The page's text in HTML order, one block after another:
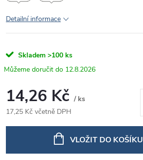
Detailní informace
Skladem >100 ks
12.8.2026
14,26 Kč / ks
17,25 Kč včetně DPH
VLOŽIT DO KOŠÍKU